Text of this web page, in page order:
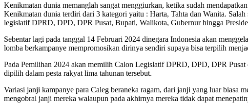
Kenikmatan dunia memanglah sangat menggiurkan, ketika sudah
Kenikmatan dunia terdiri dari 3 kategori yaitu : Harta, Tahta dan Wanita.
legislatif DPRD, DPD, DPR Pusat, Bupati, Walikota, Gubernur hingga
Sebentar lagi pada tanggal 14 Februari 2024 dinegara Indonesia akan
lomba berkampanye mempromosikan dirinya sendiri supaya bisa terpilih
Pada Pemilihan 2024 akan memilih Calon Legislatif DPRD, DPD, DPR
dipilih dalam pesta rakyat lima tahunan tersebut.
Variasi janji kampanye para Caleg beraneka ragam, dari janji yang luar biasa
mengobral janji mereka walaupun pada akhirnya mereka tidak dapat